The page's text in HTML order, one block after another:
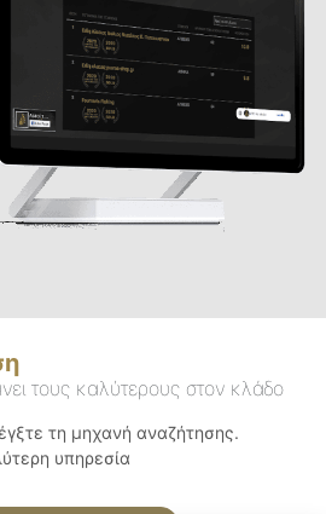
τους καλύτερους στον κλάδο
τη μηχανή αναζήτησης.
υπηρεσία